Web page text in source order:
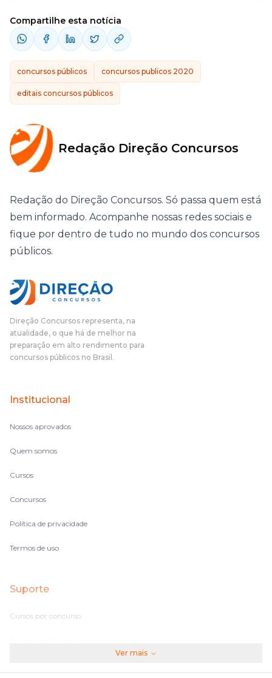
Compartilhe esta notícia
concursos públicos concursos publicos 2020
editais concursos públicos
Redação Direção Concursos
Redação do Direção Concursos. Só passa quem está
bem informado. Acompanhe nossas redes sociais e
fique por dentro de tudo no mundo dos concursos
públicos.
Direção Concursos representa, na
atualidade, o que há de melhor na
preparação em alto rendimento para
concursos públicos no Brasil.
Institucional
Nossos aprovados
Quem somos
Cursos
Concursos
Política de privacidade
Termos de uso
Suporte
Cursos por concurso
Ver mais